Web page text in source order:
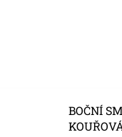
BOČNÍ